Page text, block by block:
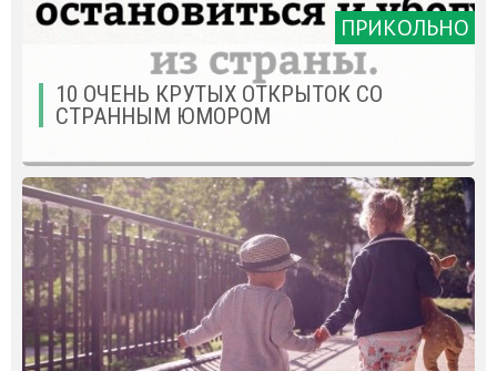
ПРИКОЛЬНО
10 ОЧЕНЬ КРУТЫХ ОТКРЫТОК СО
СТРАННЫМ ЮМОРОМ